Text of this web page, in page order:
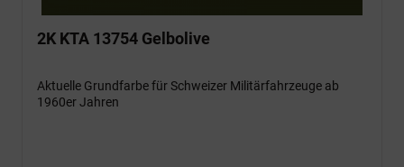
2K KTA 13754 Gelbolive
Aktuelle Grundfarbe für Schweizer Militärfahrzeuge ab
1960er Jahren